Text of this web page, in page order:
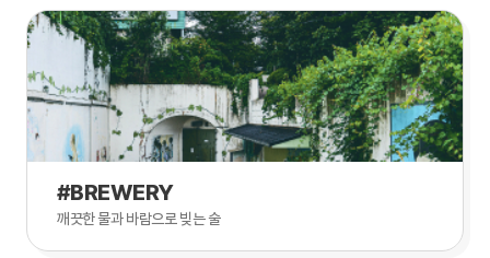
#BREWERY
깨끗한 물과 바람으로 빚는 술